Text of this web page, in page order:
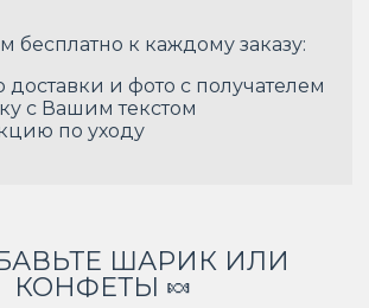
бесплатно к каждому заказу:
доставки и фото с получателем
с Вашим текстом
по уходу
ШАРИК ИЛИ
КОНФЕТЫ 🍬